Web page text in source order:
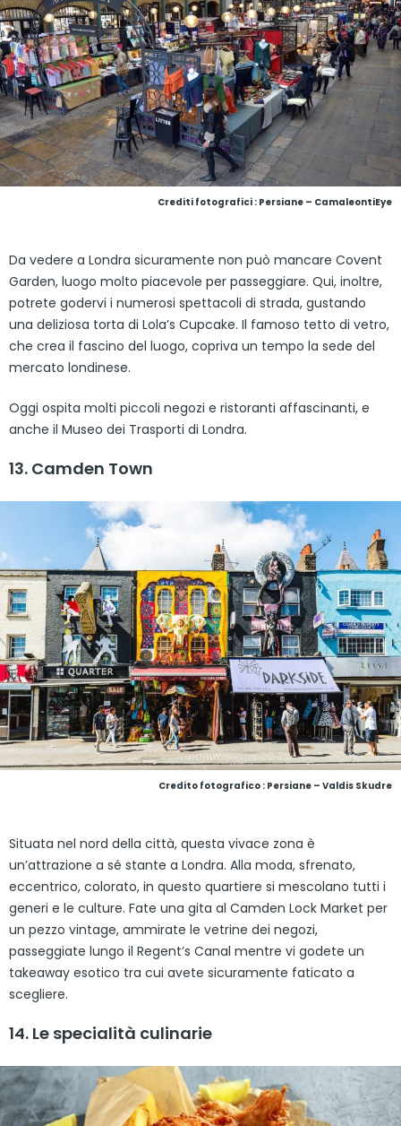
Crediti fotografici : Persiane – CamaleontiEye
Da vedere a Londra sicuramente non può mancare Covent
Garden, luogo molto piacevole per passeggiare. Qui, inoltre,
potrete godervi i numerosi spettacoli di strada, gustando
una deliziosa torta di Lola’s Cupcake. Il famoso tetto di vetro,
che crea il fascino del luogo, copriva un tempo la sede del
mercato londinese.
Oggi ospita molti piccoli negozi e ristoranti affascinanti, e
anche il Museo dei Trasporti di Londra.
13. Camden Town
Credito fotografico : Persiane – Valdis Skudre
Situata nel nord della città, questa vivace zona è
un’attrazione a sé stante a Londra. Alla moda, sfrenato,
eccentrico, colorato, in questo quartiere si mescolano tutti i
generi e le culture. Fate una gita al Camden Lock Market per
un pezzo vintage, ammirate le vetrine dei negozi,
passeggiate lungo il Regent’s Canal mentre vi godete un
takeaway esotico tra cui avete sicuramente faticato a
scegliere.
14. Le specialità culinarie